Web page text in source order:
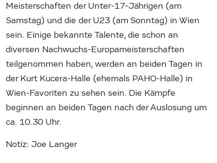
Meisterschaften der Unter-17-Jährigen (am
Samstag) und die der U23 (am Sonntag) in Wien
sein. Einige bekannte Talente, die schon an
diversen Nachwuchs-Europameisterschaften
teilgenommen haben, werden an beiden Tagen in
der Kurt Kucera-Halle (ehemals PAHO-Halle) in
Wien-Favoriten zu sehen sein. Die Kämpfe
beginnen an beiden Tagen nach der Auslosung um
ca. 10.30 Uhr.
Notiz: Joe Langer